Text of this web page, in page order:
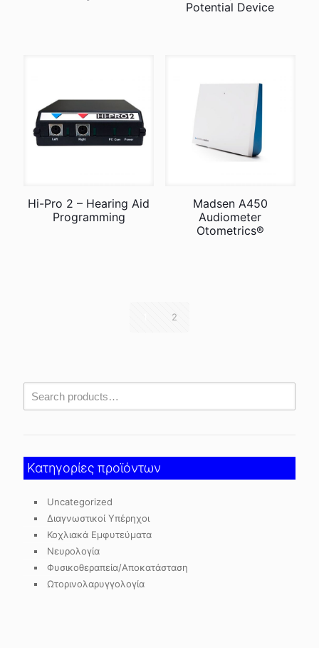
Potential Device
Hi-Pro 2 – Hearing Aid
Programming
Madsen A450
Audiometer
Otometrics®
2
Κατηγορίες προϊόντων
Uncategorized
Διαγνωστικοί Υπέρηχοι
Κοχλιακά Εμφυτεύματα
Νευρολογία
Φυσικοθεραπεία/Αποκατάσταση
Ωτορινολαρυγγολογία